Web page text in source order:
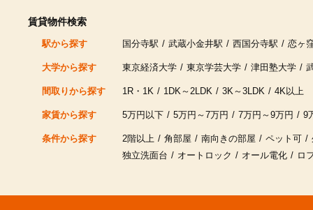
賃貸物件検索
駅から探す 国分寺駅 武蔵小金井駅 西国分寺駅 恋ヶ
大学から探す 東京経済大学 東京学芸大学 津田塾大学
間取りから探す 1R・1K 1DK～2LDK 3K～3LDK 4K以上
家賃から探す 5万円以下 5万円～7万円 7万円～9万円 9
条件から探す 2階以上 角部屋 南向きの部屋 ペット可
独立洗面台
オートロック オール電化 ロ